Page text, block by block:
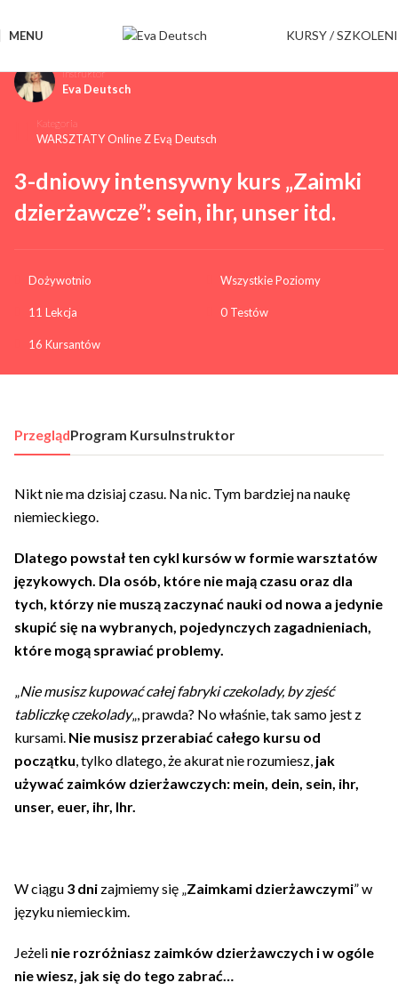
MENU KURSY /
Instruktor
Eva Deutsch
Kategoria
WARSZTATY Online Z Evą Deutsch
3-dniowy intensywny kurs „Zaimki
dzierżawcze”: sein, ihr, unser itd.
Dożywotnio Wszystkie Poziomy
11 Lekcja 0 Testów
16 Kursantów
PrzeglądProgram KursuInstruktor
Nikt nie ma dzisiaj czasu. Na nic. Tym bardziej na naukę
niemieckiego.
Dlatego powstał ten cykl kursów w formie warsztatów
językowych. Dla osób, które nie mają czasu oraz dla
tych, którzy nie muszą zaczynać nauki od nowa a jedynie
skupić się na wybranych, pojedynczych zagadnieniach,
które mogą sprawiać problemy.
„Nie musisz kupować całej fabryki czekolady, by zjeść
tabliczkę czekolady„, prawda? No właśnie, tak samo jest z
kursami. Nie musisz przerabiać całego kursu od
początku, tylko dlatego, że akurat nie rozumiesz, jak
używać zaimków dzierżawczych: mein, dein, sein, ihr,
unser, euer, ihr, Ihr.
W ciągu 3 dni zajmiemy się „Zaimkami dzierżawczymi” w
języku niemieckim.
Jeżeli nie rozróżniasz zaimków dzierżawczych i w ogóle
nie wiesz, jak się do tego zabrać…